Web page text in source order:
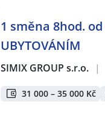
1 směna 8hod.
UBYTOVÁNÍM
SIMIX GROUP s.r.o. |
31 000 – 35 000 Kč